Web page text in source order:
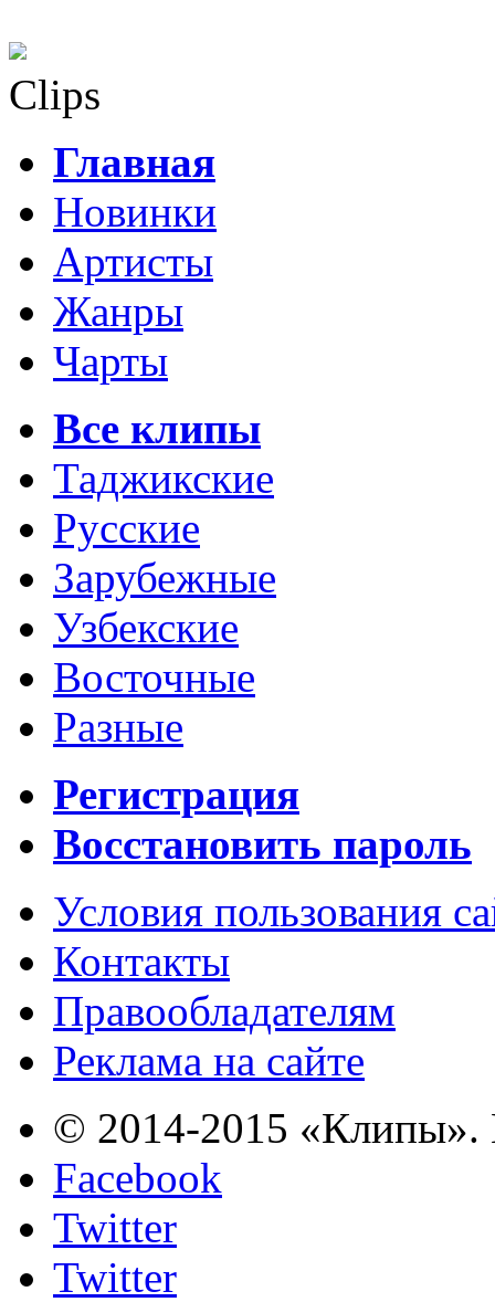
Clips
Главная
Новинки
Артисты
Жанры
Чарты
Все клипы
Таджикские
Русские
Зарубежные
Узбекские
Восточные
Разные
Регистрация
Восстановить пароль
Условия пользования
Контакты
Правообладателям
Реклама на сайте
© 2014-2015 «Клипы».
Facebook
Twitter
Twitter